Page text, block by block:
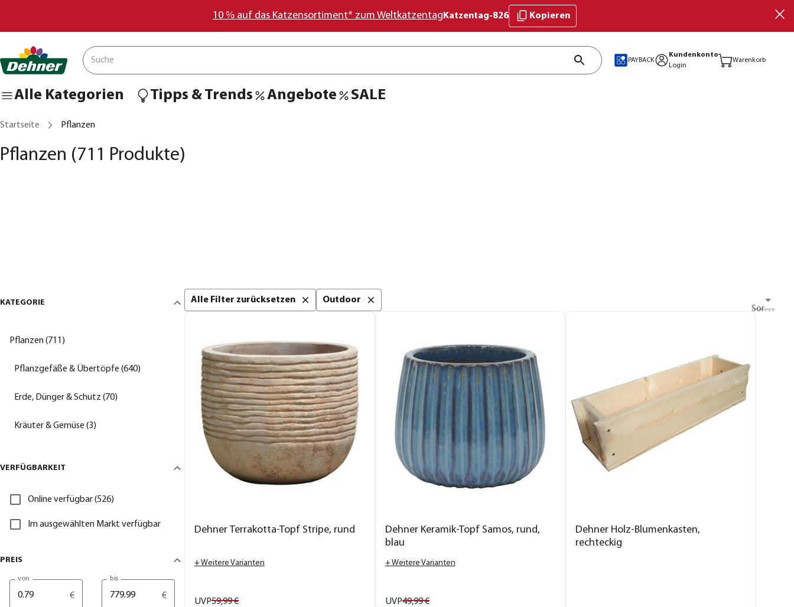
10 % auf das Katzensortiment* zum Weltkatzentag Katzentag-826 Kopieren
PAYBACK
Kundenkonto
Login
Warenkorb
Alle Kategorien Tipps & Trends Angebote SALE
Startseite Pflanzen
Pflanzen (711 Produkte)
KATEGORIE
Pflanzen (711)
Pflanzgefäße & Übertöpfe (640)
Erde, Dünger & Schutz (70)
Kräuter & Gemüse (3)
VERFÜGBARKEIT
Online verfügbar (526)
Im ausgewählten Markt verfügbar
PREIS
von
€
bis
€
Alle Filter zurücksetzen
Outdoor
Sortieren nach
Dehner Terrakotta-Topf Stripe, rund
+ Weitere Varianten
UVP59,99€
Dehner Keramik-Topf Samos, rund,
blau
+ Weitere Varianten
UVP49,99€
Dehner Holz-Blumenkasten,
rechteckig